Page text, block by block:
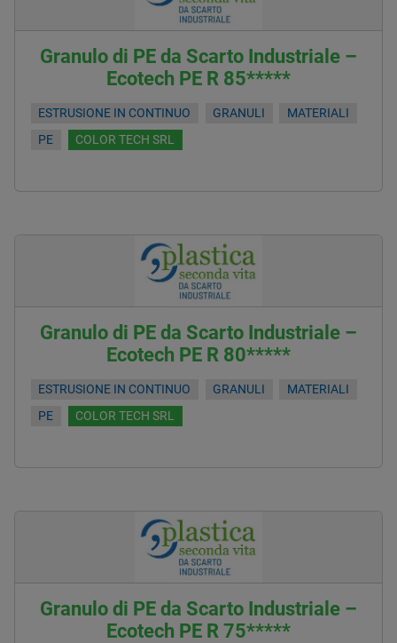
Granulo di PE da Scarto Industriale –
Ecotech PE R 85*****
ESTRUSIONE IN CONTINUO GRANULI
MATERIALI
PE
COLOR TECH SRL
Granulo di PE da Scarto Industriale –
Ecotech PE R 80*****
ESTRUSIONE IN CONTINUO GRANULI
MATERIALI
PE
COLOR TECH SRL
Granulo di PE da Scarto Industriale –
Ecotech PE R 75*****